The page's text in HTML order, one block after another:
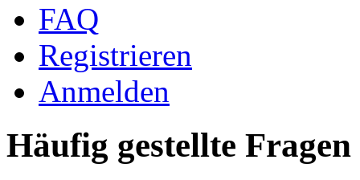
FAQ
Registrieren
Anmelden
Häufig gestellte Fragen